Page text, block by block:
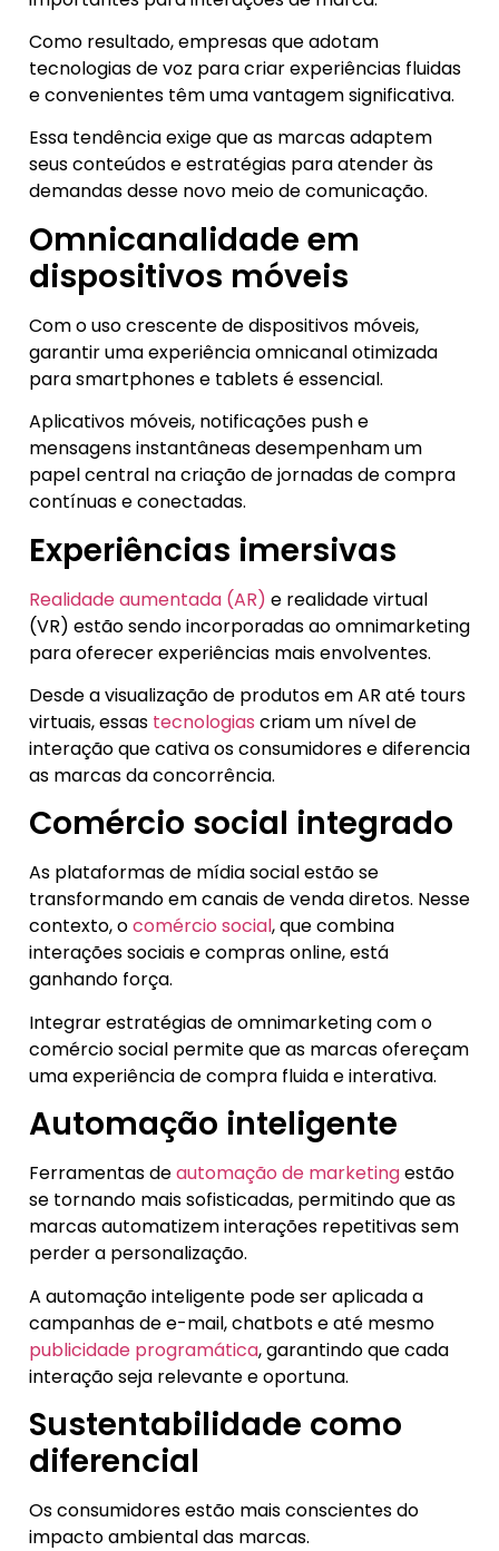
Como resultado, empresas que adotam
tecnologias de voz para criar experiências fluidas
e convenientes têm uma vantagem significativa.
Essa tendência exige que as marcas adaptem
seus conteúdos e estratégias para atender às
demandas desse novo meio de comunicação.
Omnicanalidade em
dispositivos móveis
Com o uso crescente de dispositivos móveis,
garantir uma experiência omnicanal otimizada
para smartphones e tablets é essencial.
Aplicativos móveis, notificações push e
mensagens instantâneas desempenham um
papel central na criação de jornadas de compra
contínuas e conectadas.
Experiências imersivas
Realidade aumentada (AR) e realidade virtual
(VR) estão sendo incorporadas ao omnimarketing
para oferecer experiências mais envolventes.
Desde a visualização de produtos em AR até tours
virtuais, essas tecnologias criam um nível de
interação que cativa os consumidores e diferencia
as marcas da concorrência.
Comércio social integrado
As plataformas de mídia social estão se
transformando em canais de venda diretos. Nesse
contexto, ocomércio social, que combina
interações sociais e compras online, está
ganhando força.
Integrar estratégias de omnimarketing com o
comércio social permite que as marcas ofereçam
uma experiência de compra fluida e interativa.
Automação inteligente
Ferramentas deautomação de marketingestão
se tornando mais sofisticadas, permitindo que as
marcas automatizem interações repetitivas sem
perder a personalização.
A automação inteligente pode ser aplicada a
campanhas de e-mail, chatbots e até mesmo
publicidade programática, garantindo que cada
interação seja relevante e oportuna.
Sustentabilidade como
diferencial
Os consumidores estão mais conscientes do
impacto ambiental das marcas.